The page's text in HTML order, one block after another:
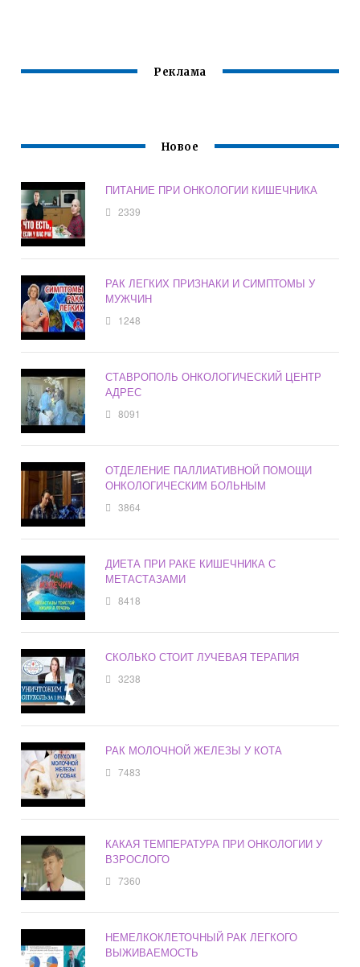
Реклама
Новое
ПИТАНИЕ ПРИ ОНКОЛОГИИ КИШЕЧНИКА
2339
РАК ЛЕГКИХ ПРИЗНАКИ И СИМПТОМЫ У
МУЖЧИН
1248
СТАВРОПОЛЬ ОНКОЛОГИЧЕСКИЙ ЦЕНТР
АДРЕС
8091
ОТДЕЛЕНИЕ ПАЛЛИАТИВНОЙ ПОМОЩИ
ОНКОЛОГИЧЕСКИМ БОЛЬНЫМ
3864
ДИЕТА ПРИ РАКЕ КИШЕЧНИКА С
МЕТАСТАЗАМИ
8418
СКОЛЬКО СТОИТ ЛУЧЕВАЯ ТЕРАПИЯ
3238
РАК МОЛОЧНОЙ ЖЕЛЕЗЫ У КОТА
7483
КАКАЯ ТЕМПЕРАТУРА ПРИ ОНКОЛОГИИ У
ВЗРОСЛОГО
7360
НЕМЕЛКОКЛЕТОЧНЫЙ РАК ЛЕГКОГО
ВЫЖИВАЕМОСТЬ